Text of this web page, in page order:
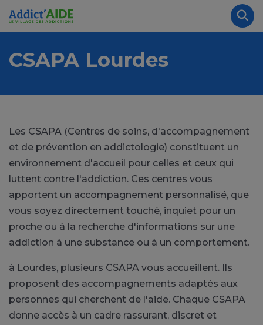
Aller au contenu principal
CSAPA Lourdes
Les CSAPA (Centres de soins, d'accompagnement
et de prévention en addictologie) constituent un
environnement d'accueil pour celles et ceux qui
luttent contre l'addiction. Ces centres vous
apportent un accompagnement personnalisé, que
vous soyez directement touché, inquiet pour un
proche ou à la recherche d'informations sur une
addiction à une substance ou à un comportement.
à Lourdes, plusieurs CSAPA vous accueillent. Ils
proposent des accompagnements adaptés aux
personnes qui cherchent de l'aide. Chaque CSAPA
donne accès à un cadre rassurant, discret et
Panneau de gestion des cookies